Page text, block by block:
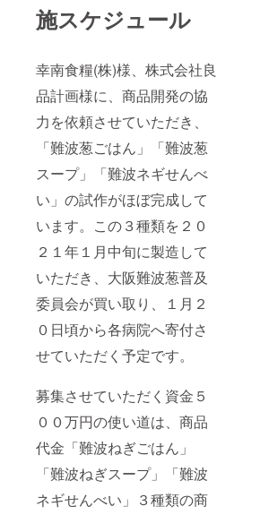
施スケジュール
幸南食糧(株)様、株式会社良
品計画様に、商品開発の協
力を依頼させていただき、
「難波葱ごはん」「難波葱
スープ」「難波ネギせんべ
い」の試作がほぼ完成して
います。この３種類を２０
２１年１月中旬に製造して
いただき、大阪難波葱普及
委員会が買い取り、１月２
０日頃から各病院へ寄付さ
せていただく予定です。
募集させていただく資金５
００万円の使い道は、商品
代金「難波ねぎごはん」
「難波ねぎスープ」「難波
ネギせんべい」３種類の商